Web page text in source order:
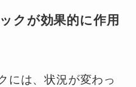
クが効果的に作用
には、状況が変わっ